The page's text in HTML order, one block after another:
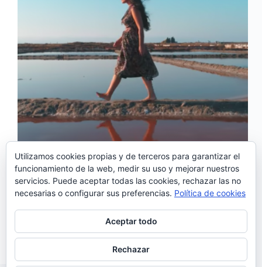
‘Caminho certo’ es el nuevo sencillo «Eu», el bello
disco de estreno de Ela Vaz. Este tema ha sido
presentado con este videoclip realizado por Nuno
Barbosa y grabado en la preciosa ciudad de Aveiro.
Letra de Caminho Certo Num dia sou quem me
encontro Num…
Noemí Sánchez
17/12/2017
Utilizamos cookies propias y de terceros para garantizar el
funcionamiento de la web, medir su uso y mejorar nuestros
servicios. Puede aceptar todas las cookies, rechazar las no
necesarias o configurar sus preferencias. Política de cookies
Aceptar todo
Rechazar